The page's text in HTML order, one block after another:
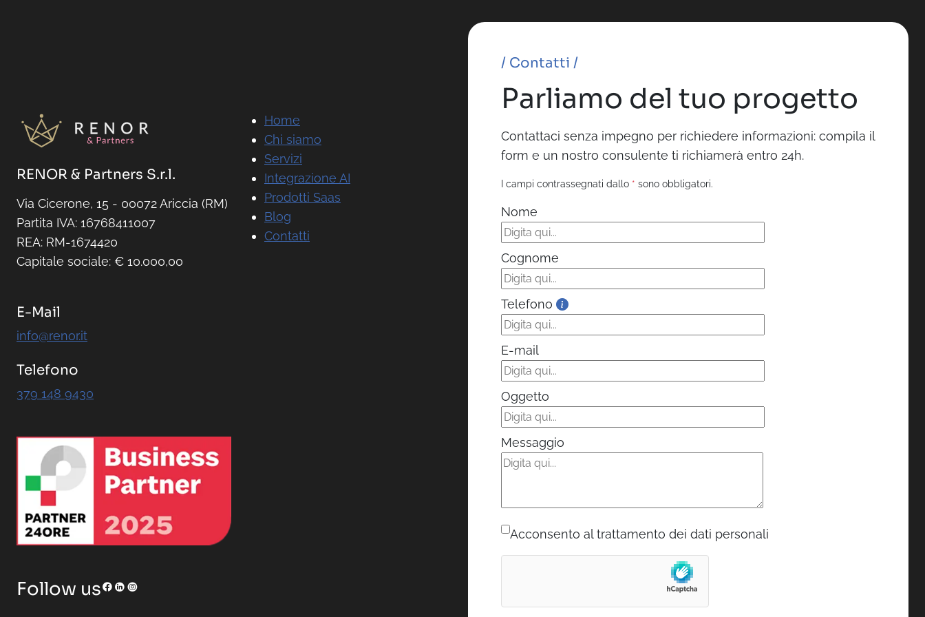
RENOR & Partners S.r.l.
Via Cicerone, 15 - 00072 Ariccia (RM)
Partita IVA: 16768411007
REA: RM-1674420
Capitale sociale: € 10.000,00
E-Mail
info@renor.it
Telefono
379 148 9430
Home
Chi siamo
Servizi
Integrazione AI
Prodotti Saas
Blog
Contatti
Follow us
/ Contatti /
Parliamo del tuo progetto
Contattaci senza impegno per richiedere informazioni: compila il
form e un nostro consulente ti richiamerà entro 24h.
I campi contrassegnati dallo * sono obbligatori.
Nome
Cognome
Telefono
E-mail
Oggetto
Messaggio
Acconsento al trattamento dei dati personali
RENOR & Partners S.r.l.